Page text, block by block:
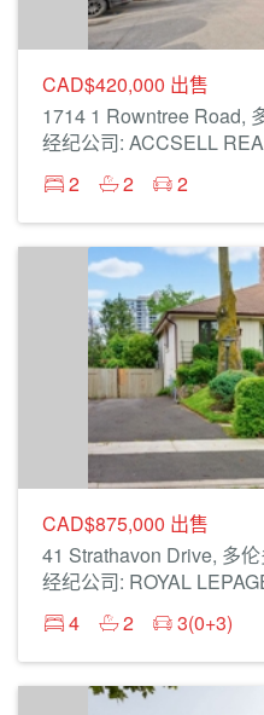
CAD$420,000 出售
1714 1 Rowntree Road,
经纪公司: ACCSELL
2
2 2
CAD$875,000 出售
41 Strathavon Drive, 多
经纪公司: ROYAL
4
2 3(0+3)